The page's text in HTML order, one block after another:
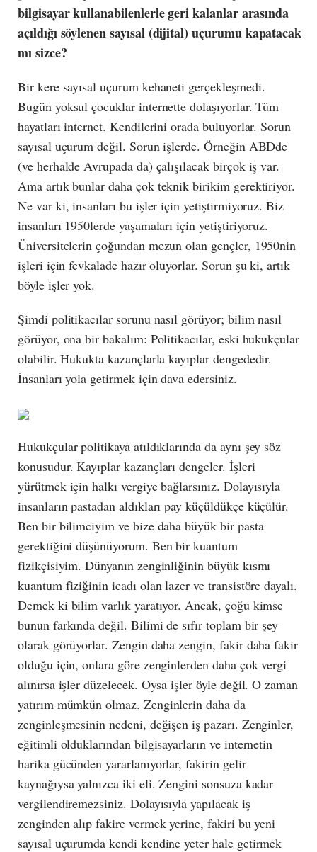
bilgisayar kullanabilenlerle geri kalanlar arasında
açıldığı söylenen sayısal (dijital) uçurumu kapatacak
mı sizce?
Bir kere sayısal uçurum kehaneti gerçekleşmedi.
Bugün yoksul çocuklar internette dolaşıyorlar. Tüm
hayatları internet. Kendilerini orada buluyorlar. Sorun
sayısal uçurum değil. Sorun işlerde. Örneğin ABDde
(ve herhalde Avrupada da) çalışılacak birçok iş var.
Ama artık bunlar daha çok teknik birikim gerektiriyor.
Ne var ki, insanları bu işler için yetiştirmiyoruz. Biz
insanları 1950lerde yaşamaları için yetiştiriyoruz.
Üniversitelerin çoğundan mezun olan gençler, 1950nin
işleri için fevkalade hazır oluyorlar. Sorun şu ki, artık
böyle işler yok.
Şimdi politikacılar sorunu nasıl görüyor; bilim nasıl
görüyor, ona bir bakalım: Politikacılar, eski hukukçular
olabilir. Hukukta kazançlarla kayıplar dengededir.
İnsanları yola getirmek için dava edersiniz.
Hukukçular politikaya atıldıklarında da aynı şey söz
konusudur. Kayıplar kazançları dengeler. İşleri
yürütmek için halkı vergiye bağlarsınız. Dolayısıyla
insanların pastadan aldıkları pay küçüldükçe küçülür.
Ben bir bilimciyim ve bize daha büyük bir pasta
gerektiğini düşünüyorum. Ben bir kuantum
fizikçisiyim. Dünyanın zenginliğinin büyük kısmı
kuantum fiziğinin icadı olan lazer ve transistöre dayalı.
Demek ki bilim varlık yaratıyor. Ancak, çoğu kimse
bunun farkında değil. Bilimi de sıfır toplam bir şey
olarak görüyorlar. Zengin daha zengin, fakir daha fakir
olduğu için, onlara göre zenginlerden daha çok vergi
alınırsa işler düzelecek. Oysa işler öyle değil. O zaman
yatırım mümkün olmaz. Zenginlerin daha da
zenginleşmesinin nedeni, değişen iş pazarı. Zenginler,
eğitimli olduklarından bilgisayarların ve internetin
harika gücünden yararlanıyorlar, fakirin gelir
kaynağıysa yalnızca iki eli. Zengini sonsuza kadar
vergilendiremezsiniz. Dolayısıyla yapılacak iş
zenginden alıp fakire vermek yerine, fakiri bu yeni
sayısal uçurumda kendi kendine yeter hale getirmek